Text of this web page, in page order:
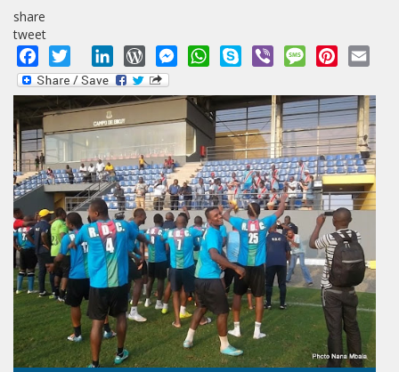
share
tweet
Facebook
Twitter LinkedInWordPressMessengerWhatsApp
Skype Viber MessagePinterest